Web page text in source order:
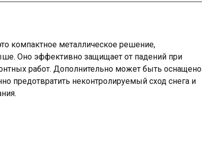
компактное металлическое решение,
Оно эффективно защищает от падений при
работ. Дополнительно может быть оснащено
предотвратить неконтролируемый сход снега и